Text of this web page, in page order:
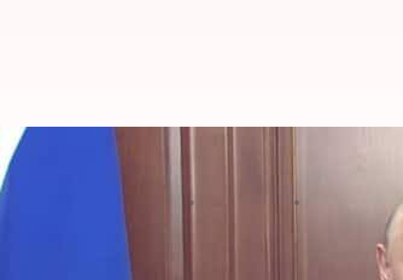
Vladmir Putin:'భారతీయ
Sirish Praharaju